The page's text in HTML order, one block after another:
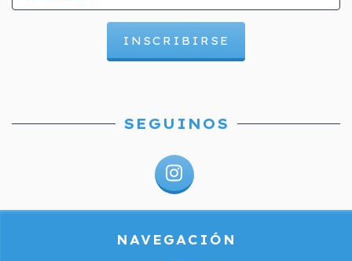
SEGUINOS
NAVEGACIÓN